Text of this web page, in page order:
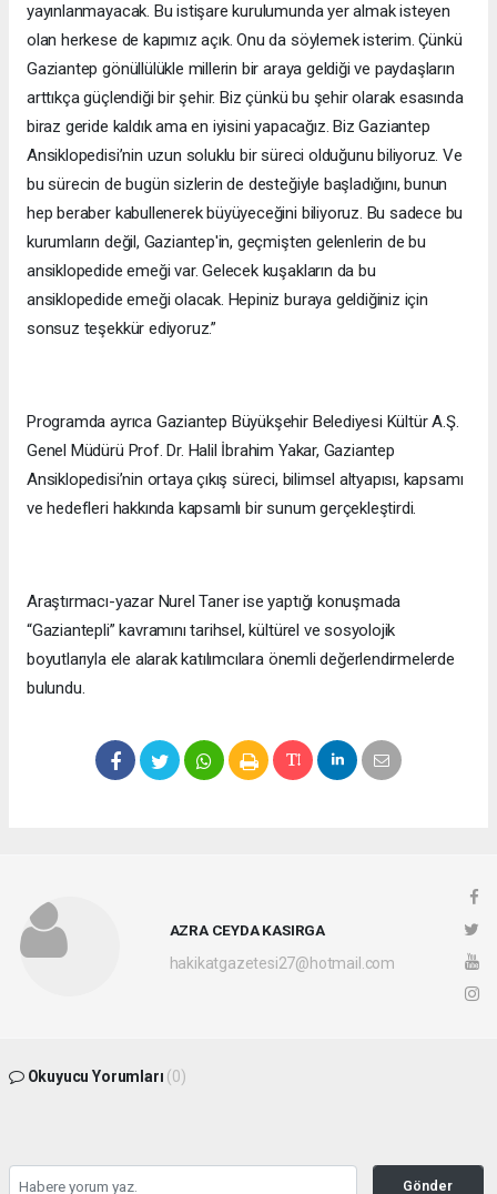
yayınlanmayacak. Bu istişare kurulumunda yer almak isteyen
olan herkese de kapımız açık. Onu da söylemek isterim. Çünkü
Gaziantep gönüllülükle millerin bir araya geldiği ve paydaşların
arttıkça güçlendiği bir şehir. Biz çünkü bu şehir olarak esasında
biraz geride kaldık ama en iyisini yapacağız. Biz Gaziantep
Ansiklopedisi’nin uzun soluklu bir süreci olduğunu biliyoruz. Ve
bu sürecin de bugün sizlerin de desteğiyle başladığını, bunun
hep beraber kabullenerek büyüyeceğini biliyoruz. Bu sadece bu
kurumların değil, Gaziantep'in, geçmişten gelenlerin de bu
ansiklopedide emeği var. Gelecek kuşakların da bu
ansiklopedide emeği olacak. Hepiniz buraya geldiğiniz için
sonsuz teşekkür ediyoruz.”
Programda ayrıca Gaziantep Büyükşehir Belediyesi Kültür A.Ş.
Genel Müdürü Prof. Dr. Halil İbrahim Yakar, Gaziantep
Ansiklopedisi’nin ortaya çıkış süreci, bilimsel altyapısı, kapsamı
ve hedefleri hakkında kapsamlı bir sunum gerçekleştirdi.
Araştırmacı-yazar Nurel Taner ise yaptığı konuşmada
“Gaziantepli” kavramını tarihsel, kültürel ve sosyolojik
boyutlarıyla ele alarak katılımcılara önemli değerlendirmelerde
bulundu.
AZRA CEYDA KASIRGA
hakikatgazetesi27@hotmail.com
Okuyucu Yorumları (0)
Gönder